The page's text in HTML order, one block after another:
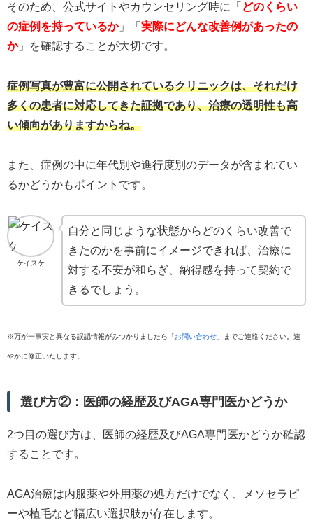
そのため、公式サイトやカウンセリング時に「 どのくらい
の症例を持っているか」「 実際にどんな改善例があったの
か」を確認することが大切です。
症例写真が豊富に公開されているクリニックは、それだけ
多くの患者に対応してきた証拠であり、治療の透明性も高
い傾向がありますからね。
また、症例の中に年代別や進行度別のデータが含まれてい
るかどうかもポイントです。
ケイスケ
自分と同じような状態からどのくらい改善で
きたのかを事前にイメージできれば、治療に
対する不安が和らぎ、納得感を持って契約で
きるでしょう。
※万が一事実と異なる誤認情報がみつかりましたら「 お問い合わせ 」までご連絡ください。速
やかに修正いたします。
選び方②：医師の経歴及びAGA専門医かどうか
2つ目の選び方は、医師の経歴及びAGA専門医かどうか確認
することです。
AGA治療は内服薬や外用薬の処方だけでなく、メソセラピ
ーや植毛など幅広い選択肢が存在します。